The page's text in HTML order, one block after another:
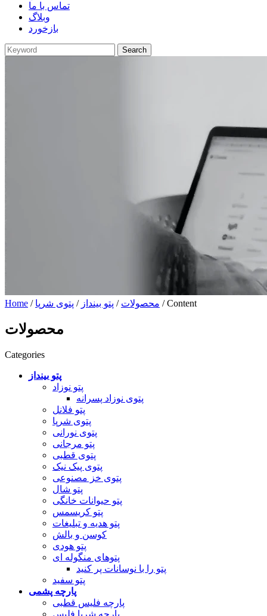
تماس با ما
وبلاگ
بازخورد
Home / محصولات / پتو بینداز / پتوی شرپا / Content
محصولات
Categories
پتو بینداز
پتو نوزاد
پتوی نوزاد پسرانه
پتو فلانل
پتوی شرپا
پتوی نورانی
پتو مرجانی
پتوی قطبی
پتوی پیک نیک
پتوی خز مصنوعی
پتو شال
پتو حیوانات خانگی
پتو کریسمس
پتو هدیه و تبلیغات
کوسن و بالش
پتو هودی
پتوهای منگوله ای
پتو را با نوسانات پر کنید
پتو سفید
پارچه پشمی
پارچه فلیس قطبی
پارچه شرپا فلیس